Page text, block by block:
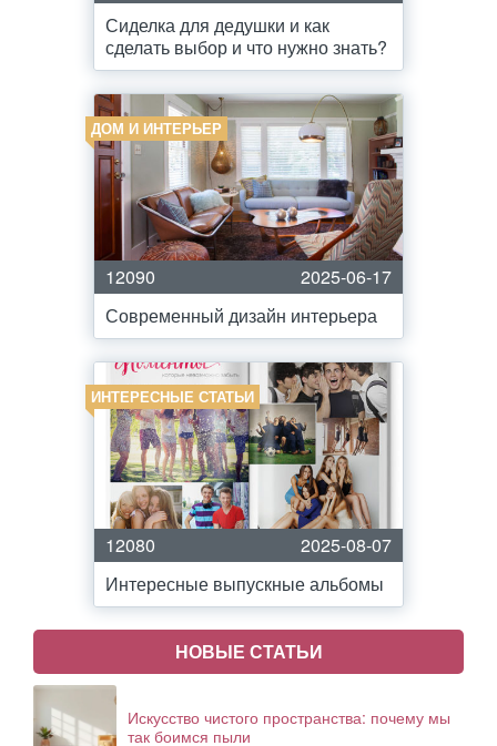
Сиделка для дедушки и как
сделать выбор и что нужно знать?
ДОМ И ИНТЕРЬЕР
12090
2025-06-17
Современный дизайн интерьера
ИНТЕРЕСНЫЕ СТАТЬИ
12080
2025-08-07
Интересные выпускные альбомы
НОВЫЕ СТАТЬИ
Искусство чистого пространства: почему мы
так боимся пыли